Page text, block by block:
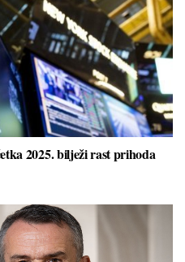
2025. bilježi rast prihoda